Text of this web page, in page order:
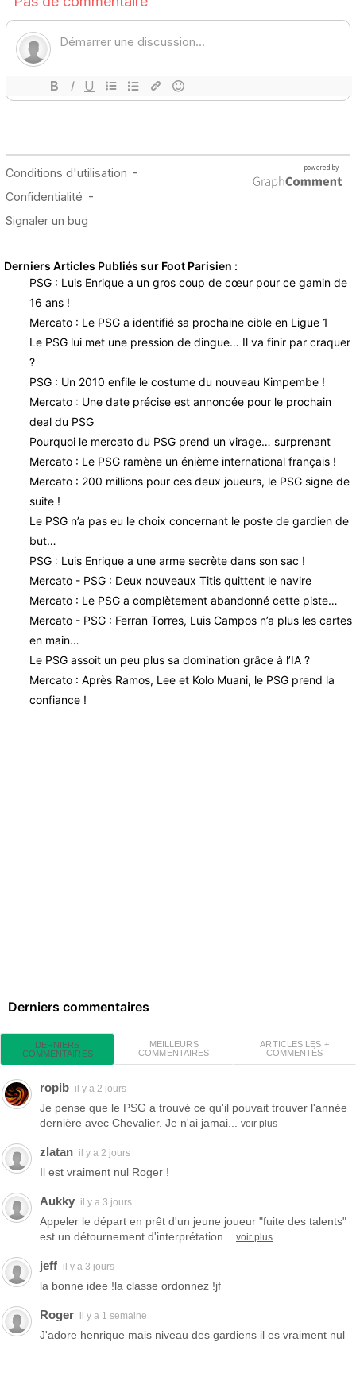
Derniers Articles Publiés sur Foot Parisien :
PSG : Luis Enrique a un gros coup de cœur pour ce gamin de
16 ans !
Mercato : Le PSG a identifié sa prochaine cible en Ligue 1
Le PSG lui met une pression de dingue… Il va finir par craquer
?
PSG : Un 2010 enfile le costume du nouveau Kimpembe !
Mercato : Une date précise est annoncée pour le prochain
deal du PSG
Pourquoi le mercato du PSG prend un virage… surprenant
Mercato : Le PSG ramène un énième international français !
Mercato : 200 millions pour ces deux joueurs, le PSG signe de
suite !
Le PSG n’a pas eu le choix concernant le poste de gardien de
but…
PSG : Luis Enrique a une arme secrète dans son sac !
Mercato - PSG : Deux nouveaux Titis quittent le navire
Mercato : Le PSG a complètement abandonné cette piste…
Mercato - PSG : Ferran Torres, Luis Campos n’a plus les cartes
en main…
Le PSG assoit un peu plus sa domination grâce à l’IA ?
Mercato : Après Ramos, Lee et Kolo Muani, le PSG prend la
confiance !
Derniers commentaires
DERNIERS
COMMENTAIRES
MEILLEURS
COMMENTAIRES
ARTICLES LES +
COMMENTÉS
ropib il y a 2 jours
Je pense que le PSG a trouvé ce qu'il pouvait trouver l'année
dernière avec Chevalier. Je n'ai jamai...
voir plus
zlatan il y a 2 jours
Il est vraiment nul Roger !
Aukky il y a 3 jours
Appeler le départ en prêt d'un jeune joueur "fuite des talents"
est un détournement d'interprétation...
voir plus
jeff il y a 3 jours
la bonne idee !la classe ordonnez !jf
Roger il y a 1 semaine
J'adore henrique mais niveau des gardiens il es vraiment nul